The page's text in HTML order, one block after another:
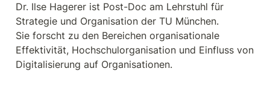
Dr. Ilse Hagerer ist Post-Doc am Lehrstuhl für
Strategie und Organisation der TU München.
Sie forscht zu den Bereichen organisationale
Effektivität, Hochschulorganisation und Einfluss von
Digitalisierung auf Organisationen.